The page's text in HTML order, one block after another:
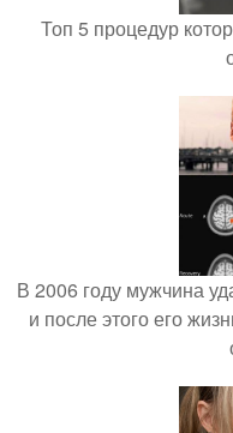
Топ 5 процедур
В 2006 году мужчина
и после этого его